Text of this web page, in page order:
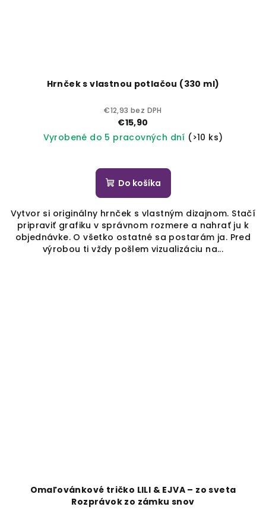
Hrnček s vlastnou potlačou (330 ml)
€12,93 bez DPH
€15,90
Vyrobené do 5 pracovných dní (>10 ks)
Do košíka
Vytvor si originálny hrnček s vlastným dizajnom. Stačí
pripraviť grafiku v správnom rozmere a nahrať ju k
objednávke. O všetko ostatné sa postarám ja. Pred
výrobou ti vždy pošlem vizualizáciu na...
Omaľovánkové tričko LILI & EJVA – zo sveta
Rozprávok zo zámku snov